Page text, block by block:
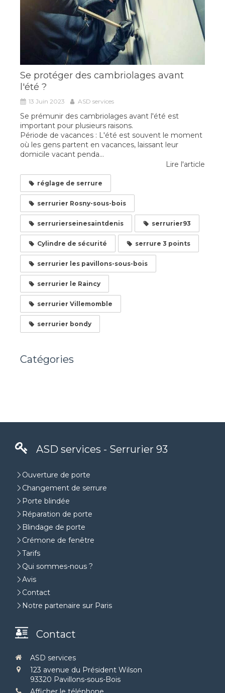
Se protéger des cambriolages avant
l'été ?
13 Juin 2023 ASD services
Se prémunir des cambriolages avant l'été est
important pour plusieurs raisons.
Période de vacances : L'été est souvent le moment
où les gens partent en vacances, laissant leur
domicile vacant penda...
Lire l'article
réglage de serrure
serrurier Rosny-sous-bois
serrurierseinesaintdenis serrurier93
Cylindre de sécurité serrure 3 points
serrurier les pavillons-sous-bois
serrurier le Raincy
serrurier Villemomble
serrurier bondy
Catégories
ASD services - Serrurier 93
Ouverture de porte
Changement de serrure
Porte blindée
Réparation de porte
Blindage de porte
Crémone de fenêtre
Tarifs
Qui sommes-nous ?
Avis
Contact
Notre partenaire sur Paris
Contact
ASD services
123 avenue du Président Wilson
93320 Pavillons-sous-Bois